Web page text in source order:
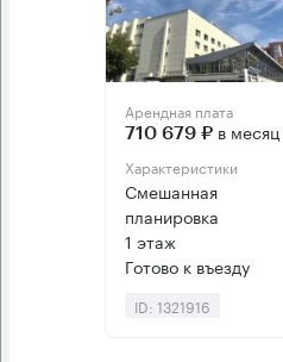
Арендная плата
710 679 ₽ в месяц
Характеристики
Смешанная
планировка
1 этаж
Готово к въезду
ID: 1321916